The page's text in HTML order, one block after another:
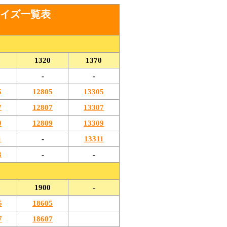
ズ一覧表
1320 1370
-
-
12805
13305
12807
13307
12809
13309
-
13311
-
-
1900
-
18605
18607